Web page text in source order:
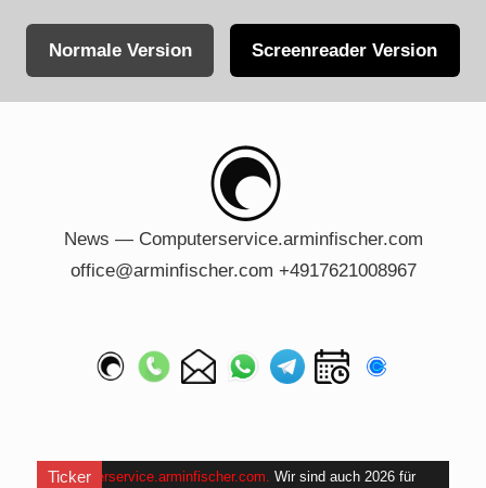
Normale Version Screenreader Version
News — Computerservice.arminfischer.com
office@arminfischer.com +4917621008967
Ticker
Computerservice.arminfischer.com. Wir sind auch 2026 für